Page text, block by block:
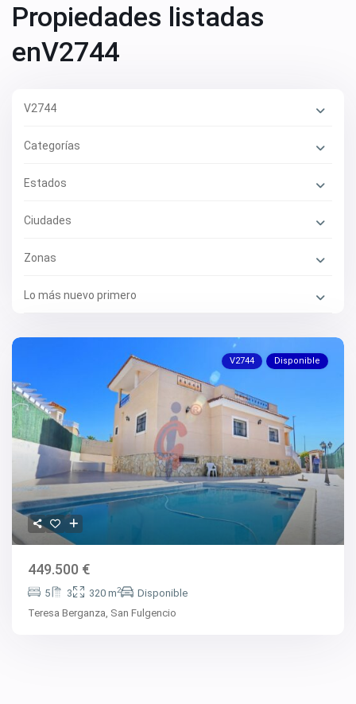
Propiedades listadas
enV2744
V2744
Categorías
Estados
Ciudades
Zonas
Lo más nuevo primero
V2744 Disponible
449.500 €
5 3 320 m2
Disponible
Teresa Berganza, San Fulgencio